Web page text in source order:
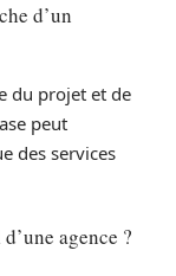
d’un
du projet et de
peut
des services
agence ?